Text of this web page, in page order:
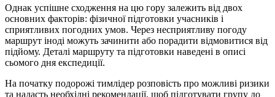
Однак успішне сходження на цю гору залежить від двох
основних факторів: фізичної підготовки учасників і
сприятливих погодних умов. Через несприятливу погоду
маршрут іноді можуть зачинити або порадити відмовитися від
підйому. Деталі маршруту та підготовки наведені в описі
сьомого дня експедиції.
На початку подорожі тимлідер розповість про можливі ризики
та надасть необхідні рекомендації, щоб підготувати групу до